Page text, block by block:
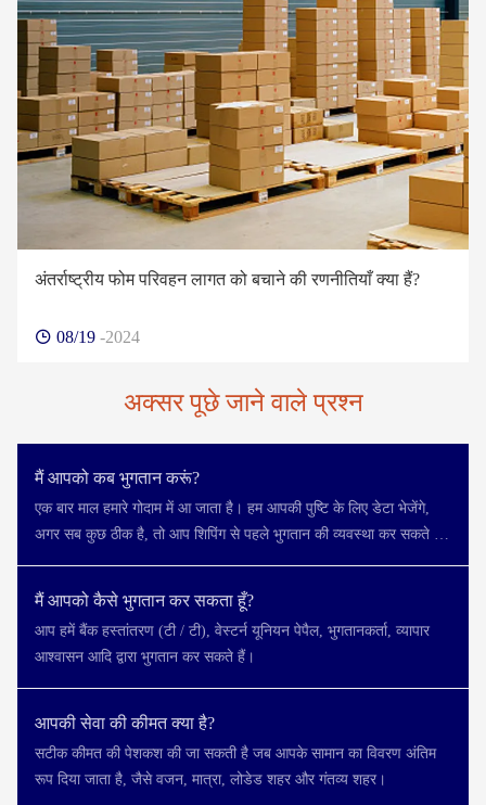
अंतर्राष्ट्रीय फोम परिवहन लागत को बचाने की रणनीतियाँ क्या हैं?
08/19 -2024
अक्सर पूछे जाने वाले प्रश्न
मैं आपको कब भुगतान करूं?
एक बार माल हमारे गोदाम में आ जाता है। हम आपकी पुष्टि के लिए डेटा भेजेंगे,
अगर सब कुछ ठीक है, तो आप शिपिंग से पहले भुगतान की व्यवस्था कर सकते हैं,
मैं आपको कैसे भुगतान कर सकता हूँ?
आप हमें बैंक हस्तांतरण (टी / टी), वेस्टर्न यूनियन पेपैल, भुगतानकर्ता, व्यापार
आश्वासन आदि द्वारा भुगतान कर सकते हैं।
आपकी सेवा की कीमत क्या है?
सटीक कीमत की पेशकश की जा सकती है जब आपके सामान का विवरण अंतिम
रूप दिया जाता है, जैसे वजन, मात्रा, लोडेड शहर और गंतव्य शहर।